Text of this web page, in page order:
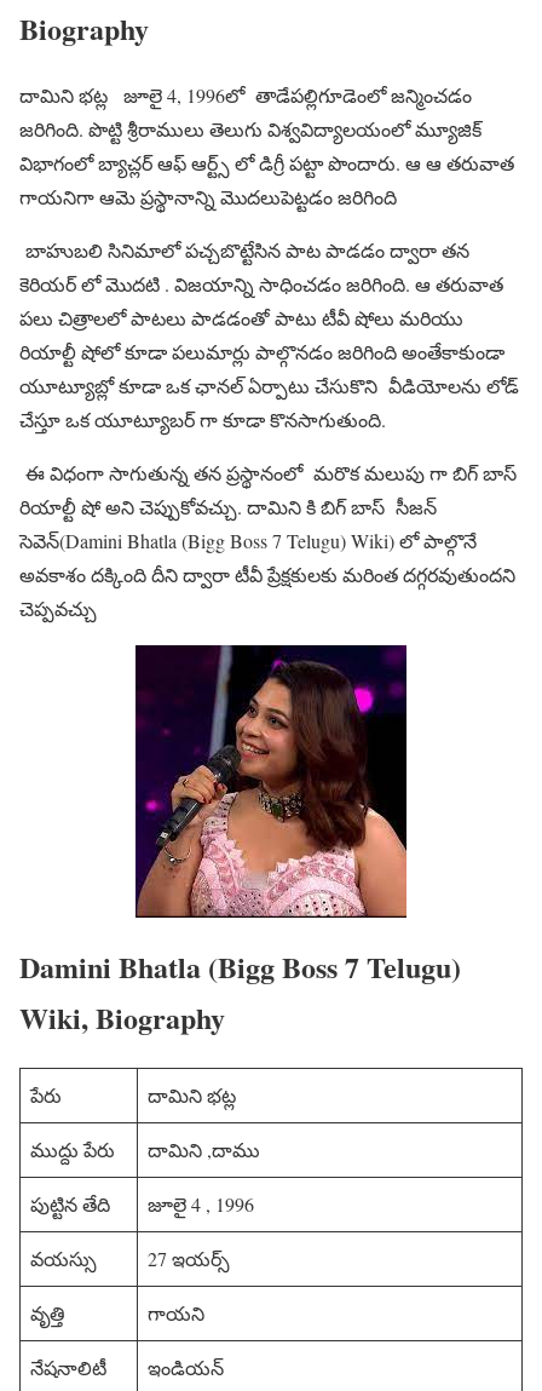
Biography
దామిని భట్ల జూలై 4, 1996లో తాడేపల్లిగూడెంలో జన్మించడం
జరిగింది. పొట్టి శ్రీరాములు తెలుగు విశ్వవిద్యాలయంలో మ్యూజిక్
విభాగంలో బ్యాచ్లర్ ఆఫ్ ఆర్ట్స్ లో డిగ్రీ పట్టా పొందారు. ఆ ఆ తరువాత
గాయనిగా ఆమె ప్రస్థానాన్ని మొదలుపెట్టడం జరిగింది
బాహుబలి సినిమాలో పచ్చబొట్టేసిన పాట పాడడం ద్వారా తన
కెరియర్ లో మొదటి . విజయాన్ని సాధించడం జరిగింది. ఆ తరువాత
పలు చిత్రాలలో పాటలు పాడడంతో పాటు టీవీ షోలు మరియు
రియాల్టీ షోలో కూడా పలుమార్లు పాల్గొనడం జరిగింది అంతేకాకుండా
యూట్యూబ్లో కూడా ఒక ఛానల్ ఏర్పాటు చేసుకొని వీడియోలను లోడ్
చేస్తూ ఒక యూట్యూబర్ గా కూడా కొనసాగుతుంది.
ఈ విధంగా సాగుతున్న తన ప్రస్థానంలో మరొక మలుపు గా బిగ్ బాస్
రియాల్టీ షో అని చెప్పుకోవచ్చు. దామిని కి బిగ్ బాస్ సీజన్
సెవెన్(Damini Bhatla (Bigg Boss 7 Telugu) Wiki) లో పాల్గొనే
అవకాశం దక్కింది దీని ద్వారా టీవీ ప్రేక్షకులకు మరింత దగ్గరవుతుందని
చెప్పవచ్చు
Damini Bhatla (Bigg Boss 7 Telugu)
Wiki, Biography
పేరు దామిని భట్ల
ముద్దు పేరు దామిని ,దాము
పుట్టిన తేది జూలై 4 , 1996
వయస్సు 27 ఇయర్స్
వృత్తి గాయని
నేషనాలిటీ ఇండియన్